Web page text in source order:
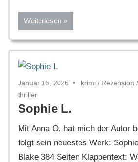
Weiterlesen
Januar 16, 2026 krimi / Rezension /
thriller
Sophie L.
Mit Anna O. hat mich der Autor
folgt sein neuestes Werk:
Blake 384 Seiten Klappentext: